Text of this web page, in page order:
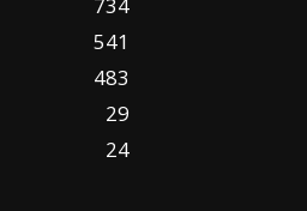
541
483
29
24